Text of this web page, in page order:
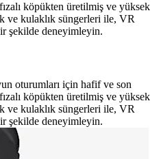
köpükten üretilmiş ve yüksek
ve kulaklık süngerleri ile, VR
şekilde deneyimleyin.
oturumları için hafif ve son
köpükten üretilmiş ve yüksek
ve kulaklık süngerleri ile, VR
şekilde deneyimleyin.